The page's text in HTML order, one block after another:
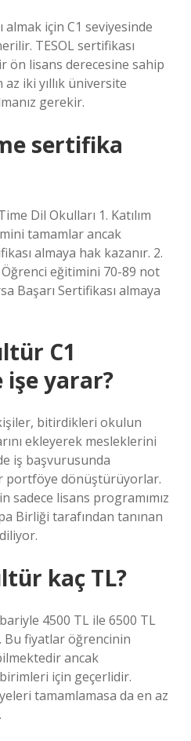
almak için C1 seviyesinde
TESOL sertifikası
ön lisans derecesine sahip
iki yıllık üniversite
gerekir.
sertifika
Dil Okulları 1. Katılım
tamamlar ancak
almaya hak kazanır. 2.
eğitimini 70-89 not
Başarı Sertifikası almaya
C1
işe yarar?
bitirdikleri okulun
ekleyerek mesleklerini
iş başvurusunda
portföye dönüştürüyorlar.
sadece lisans programımız
Birliği tarafından tanınan
kaç TL?
4500 TL ile 6500 TL
Bu fiyatlar öğrencinin
ancak
için geçerlidir.
tamamlamasa da en az